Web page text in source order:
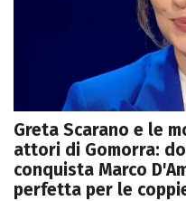
Greta Scarano e le
attori di Gomorra:
conquista Marco
perfetta per le